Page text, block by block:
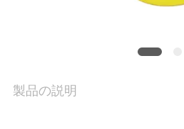
製品の説明